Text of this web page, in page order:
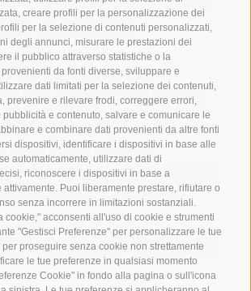
creare profili per la personalizzazione dei
per la selezione di contenuti personalizzati,
degli annunci, misurare le prestazioni dei
il pubblico attraverso statistiche o la
da fonti diverse, sviluppare e
dati limitati per la selezione dei contenuti,
prevenire e rilevare frodi, correggere errori,
e contenuto, salvare e comunicare le
e combinare dati provenienti da altre fonti
dispositivi, identificare i dispositivi in base alle
automaticamente, utilizzare dati di
riconoscere i dispositivi in base a
Puoi liberamente prestare, rifiutare o
senza incorrere in limitazioni sostanziali.
cookie," acconsenti all'uso di cookie e strumenti
"Gestisci Preferenze" per personalizzare le tue
proseguire senza cookie non strettamente
le tue preferenze in qualsiasi momento
Cookie" in fondo alla pagina o sull'icona
capitaneria di porto capri
carabinieri
circumvesuviana
concerto
contagi
covid-19 eav
elezioni
gori guardia costiera
incidente
mare
massa lubrense
Meta napoli
ordinanza
piano di sorrento
polizia municipale
Regione Campania
sant'agnello
sorrento studenti temporali
treni
villa fiorentino vincenzo de luca